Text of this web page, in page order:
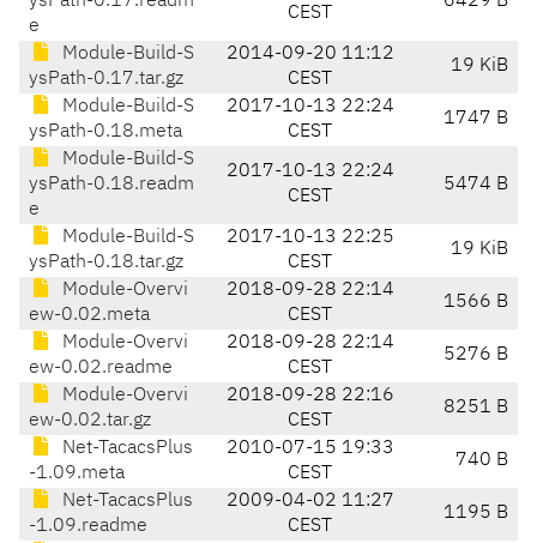
e
CEST
Module-Build-S
ysPath-0.17.tar.gz
2014-09-20 11:12
CEST
19 KiB
Module-Build-S
ysPath-0.18.meta
2017-10-13 22:24
CEST
1747 B
Module-Build-S
ysPath-0.18.readm
e
2017-10-13 22:24
CEST
5474 B
Module-Build-S
ysPath-0.18.tar.gz
2017-10-13 22:25
CEST
19 KiB
Module-Overvi
ew-0.02.meta
2018-09-28 22:14
CEST
1566 B
Module-Overvi
ew-0.02.readme
2018-09-28 22:14
CEST
5276 B
Module-Overvi
ew-0.02.tar.gz
2018-09-28 22:16
CEST
8251 B
Net-TacacsPlus
-1.09.meta
2010-07-15 19:33
CEST
740 B
Net-TacacsPlus
-1.09.readme
2009-04-02 11:27
CEST
1195 B